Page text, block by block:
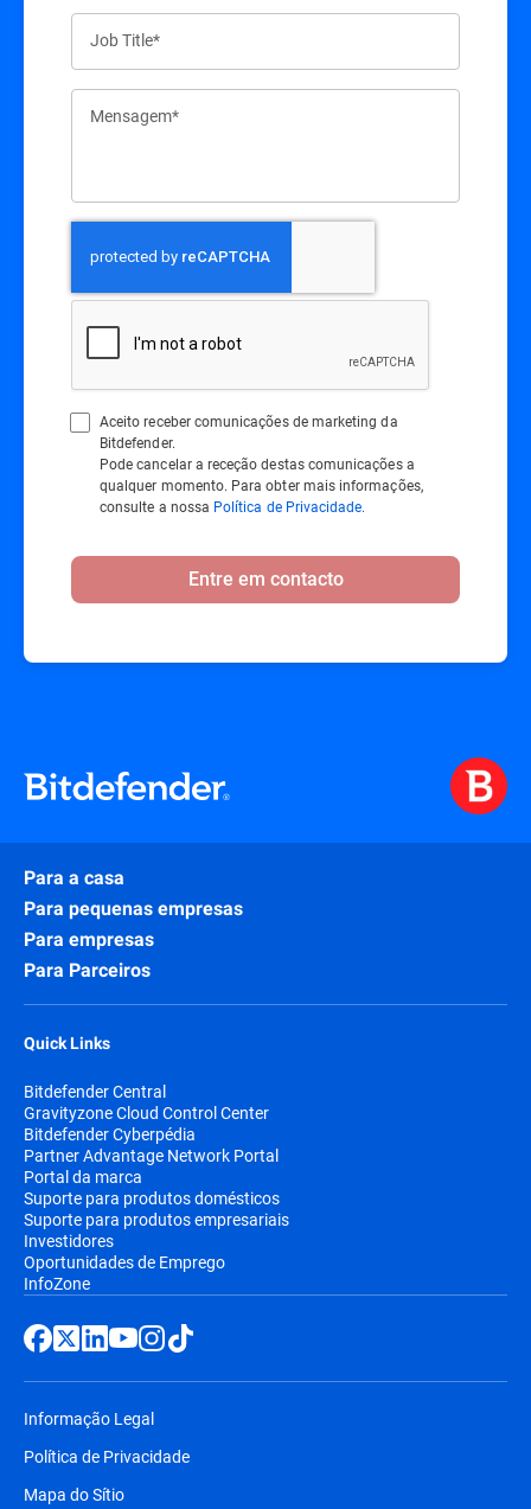
Job Title*
Mensagem*
Aceito receber comunicações de marketing da
Bitdefender.
Pode cancelar a receção destas comunicações a
qualquer momento. Para obter mais informações,
consulte a nossa Política de Privacidade.
Entre em contacto
Para a casa
Para pequenas empresas
Para empresas
Para Parceiros
Quick Links
Bitdefender Central
Gravityzone Cloud Control Center
Bitdefender Cyberpédia
Partner Advantage Network Portal
Portal da marca
Suporte para produtos domésticos
Suporte para produtos empresariais
Investidores
Oportunidades de Emprego
InfoZone
Informação Legal
Política de Privacidade
Mapa do Sítio